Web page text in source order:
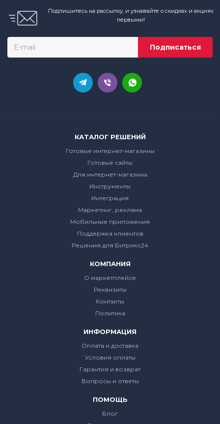
Подпишитесь на рассылку, и узнавайте о скидках и акциях
первыми!
КАТАЛОГ РЕШЕНИЙ
Готовые интернет-магазины
Готовые сайты
Для интернет-магазина
Инструменты
Интеграция
Маркетинг, реклама
Мобильные приложения
Поддержка клиентов
Решения для Битрикс24
КОМПАНИЯ
О маркетплейсе
Реквизиты
Контакты
Политика
ИНФОРМАЦИЯ
Оплата и доставка
Условия оплаты
Гарантия и возврат
Вопросы и ответы
ПОМОЩЬ
Блог